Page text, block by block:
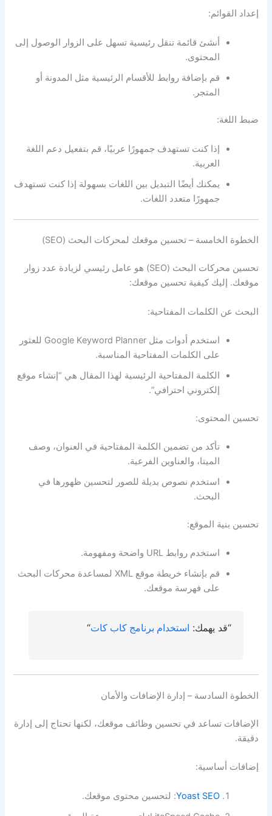
إعداد القوائم:
أنشئ قائمة تنقل رئيسية تسهل على الزوار الوصول إلى
المحتوى.
قم بإضافة روابط للأقسام الرئيسية مثل المدونة أو
المتجر.
ضبط اللغة:
إذا كنت تستهدف جمهورًا عربيًا، قم بتفعيل دعم اللغة
العربية.
يمكنك أيضًا التبديل بين اللغات بسهولة إذا كنت تستهدف
جمهورًا متعدد اللغات.
الخطوة الخامسة – تحسين موقعك لمحركات البحث (SEO)
تحسين محركات البحث (SEO) هو عامل رئيسي لزيادة عدد زوار
موقعك. إليك كيفية تحسين موقعك:
البحث عن الكلمات المفتاحية:
استخدم أدوات مثل Google Keyword Planner للعثور
على الكلمات المفتاحية المناسبة.
الكلمة المفتاحية الرئيسية لهذا المقال هي “إنشاء موقع
إلكتروني احترافي”.
تحسين المحتوى:
تأكد من تضمين الكلمة المفتاحية في العنوان، وصف
الميتا، والعناوين الفرعية.
استخدم نصوص بديلة للصور لتحسين ظهورها في
البحث.
تحسين بنية الموقع:
استخدم روابط URL واضحة ومفهومة.
قم بإنشاء خريطة موقع XML لمساعدة محركات البحث
على فهرسة موقعك.
“قد يهمك: استخدام برنامج كاب كات“
الخطوة السادسة – إدارة الإضافات والأمان
الإضافات تساعد في تحسين وظائف موقعك، لكنها تحتاج إلى إدارة
دقيقة.
إضافات أساسية:
Yoast SEO: لتحسين محتوى موقعك.